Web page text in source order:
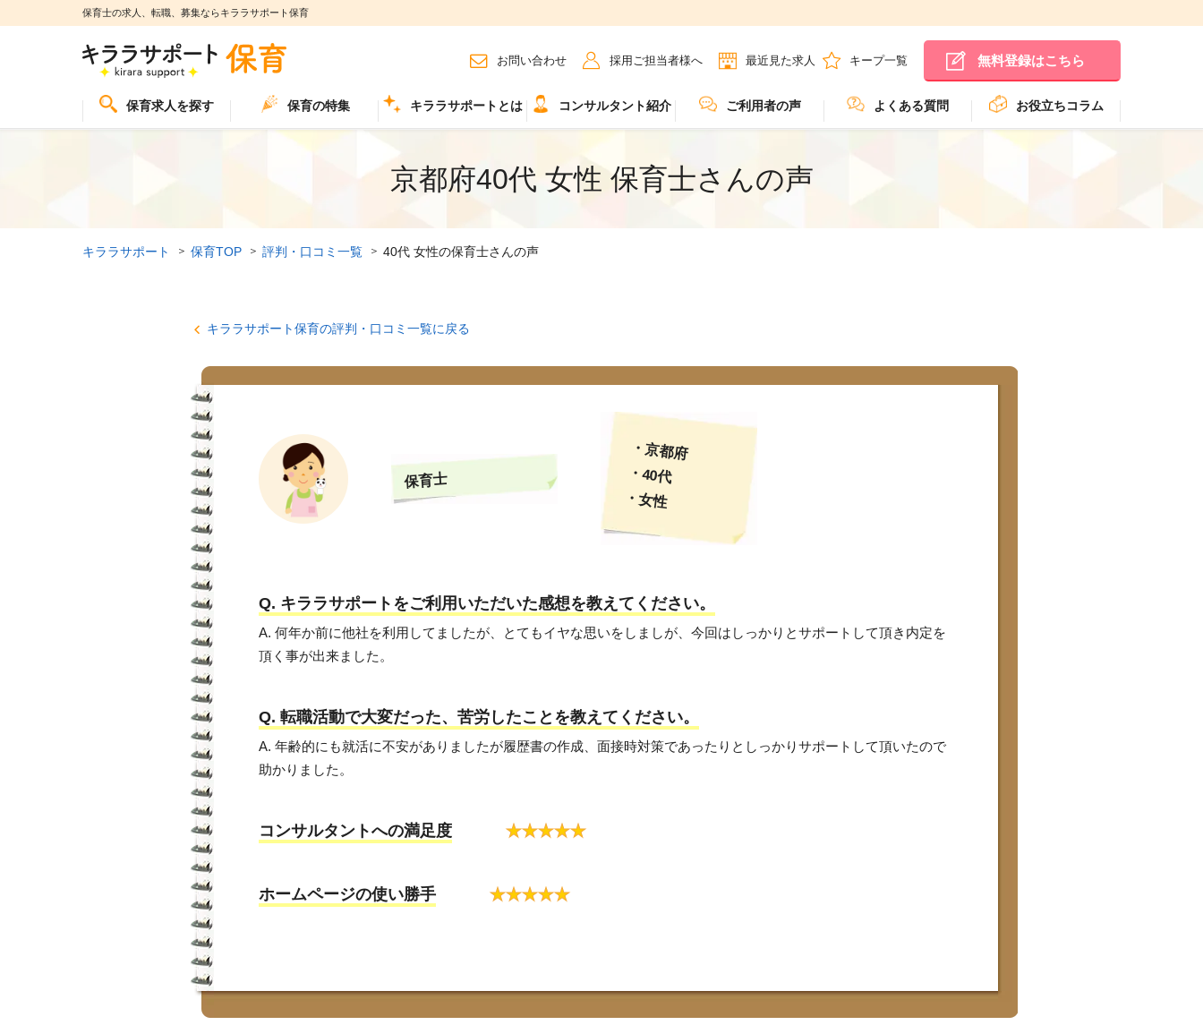
保育士の求人、転職、募集ならキララサポート保育
お問い合わせ 採用ご担当者様へ 最近見た求人 キープ一覧 無料登録はこちら
保育求人を探す 保育の特集 キララサポートとは コンサルタント紹介 ご利用者の声 よくある質問 お役立ちコラム
京都府40代 女性 保育士さんの声
キララサポート 保育TOP 評判・口コミ一覧 40代 女性の保育士さんの声
キララサポート保育の評判・口コミ一覧に戻る
保育士
・京都府
・40代
・女性
Q. キララサポートをご利用いただいた感想を教えてください。
A. 何年か前に他社を利用してましたが、とてもイヤな思いをしましが、今回はしっかりとサポートして頂き内定を
頂く事が出来ました。
Q. 転職活動で大変だった、苦労したことを教えてください。
A. 年齢的にも就活に不安がありましたが履歴書の作成、面接時対策であったりとしっかりサポートして頂いたので
助かりました。
コンサルタントへの満足度 ★★★★★
ホームページの使い勝手 ★★★★★